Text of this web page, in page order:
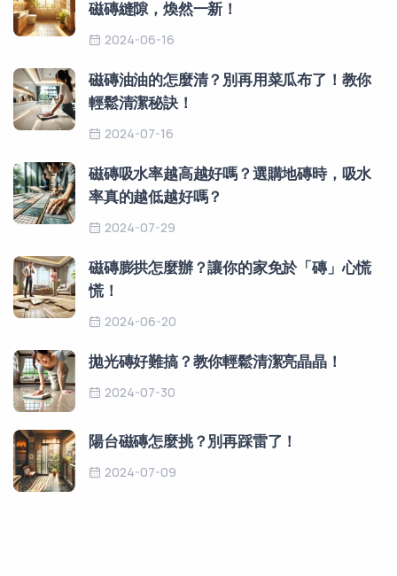
磁磚縫隙，煥然一新！
2024-06-16
磁磚油油的怎麼清？別再用菜瓜布了！教你
輕鬆清潔秘訣！
2024-07-16
磁磚吸水率越高越好嗎？選購地磚時，吸水
率真的越低越好嗎？
2024-07-29
磁磚膨拱怎麼辦？讓你的家免於「磚」心慌
慌！
2024-06-20
拋光磚好難搞？教你輕鬆清潔亮晶晶！
2024-07-30
陽台磁磚怎麼挑？別再踩雷了！
2024-07-09